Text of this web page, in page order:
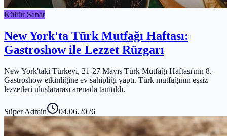
Kültür Sanat
New York'ta Türk Mutfağı Haftası:
Gastroshow ile Lezzet Rüzgarı
New York'taki Türkevi, 21-27 Mayıs Türk Mutfağı Haftası'nın 8.
Gastroshow etkinliğine ev sahipliği yaptı. Türk mutfağının eşsiz
lezzetleri uluslararası arenada tanıtıldı.
Süper Admin 04.06.2026